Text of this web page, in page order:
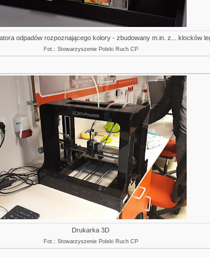
odpadów rozpoznającego kolory - zbudowany m.in. z... klocków
Fot.: Stowarzyszenie Polski Ruch CP
Drukarka 3D
Fot.: Stowarzyszenie Polski Ruch CP